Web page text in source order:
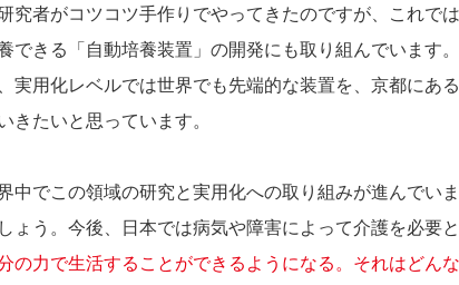
者がコツコツ手作りでやってきたのですが、これで
きる「自動培養装置」の開発にも取り組んでいます
用化レベルでは世界でも先端的な装置を、京都にあ
たいと思っています。
でこの領域の研究と実用化への取り組みが進んでい
う。今後、日本では病気や障害によって介護を必要
の力で生活することができるようになる。それはどん